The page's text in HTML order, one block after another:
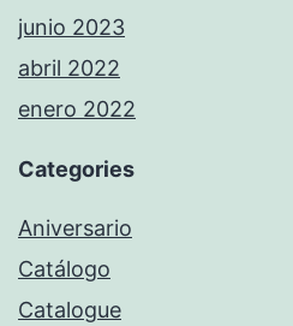
junio 2023
abril 2022
enero 2022
Categories
Aniversario
Catálogo
Catalogue